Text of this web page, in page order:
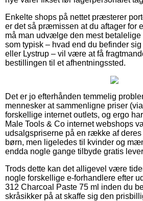
Enkelte shops på nettet præsterer
er det så præmissen at du aftager for
må man udvælge den mest
som typisk – hvad end du befinder
eller Lystrup – vil være at få
bestillingen til et afhentningssted.
Det er jo efterhånden temmelig
mennesker at sammenligne priser
forskellige internet outlets, og ergo
Male Tools & Co internet webshops
udsalgspriserne på en række af
børn, men ligeledes til kvinder og
endda nogle gange tilbyde gratis
Trods dette kan det alligevel være
nogle forskellige e-forhandlere efter
312 Charcoal Paste 75 ml inden du
skråsikker på at skaffe sig den